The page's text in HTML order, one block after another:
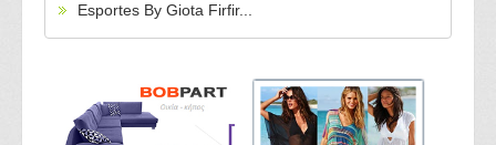
Esportes By Giota Firfir...